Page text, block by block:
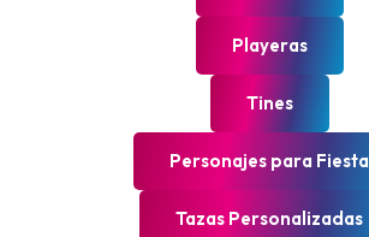
Playeras
Tines
Personajes para Fiesta
Tazas Personalizadas